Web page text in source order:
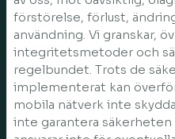
förstörelse, förlust,
användning. Vi granskar,
integritetsmetoder och
regelbundet. Trots de
implementerat kan
mobila nätverk inte
inte garantera